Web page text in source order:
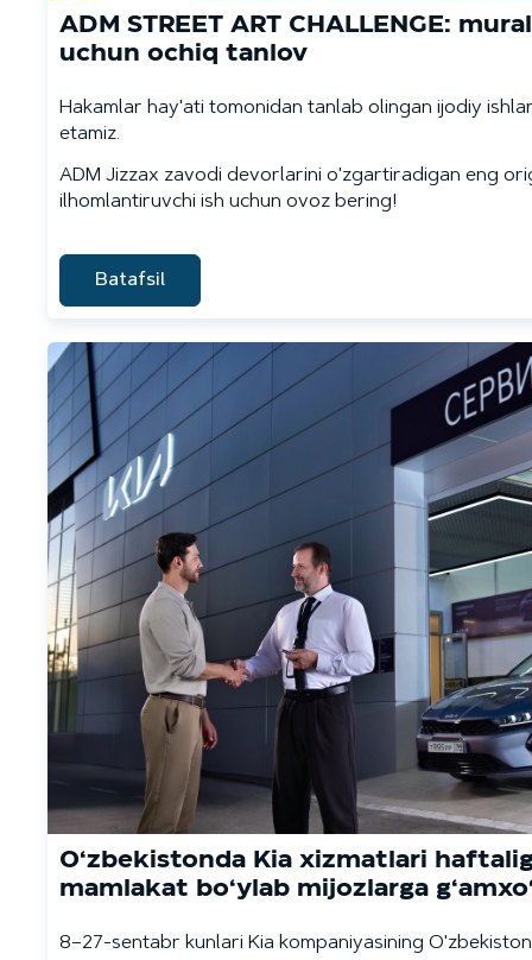
ADM STREET ART CHALLENGE:
uchun ochiq tanlov
Hakamlar hay'ati tomonidan tanlab olingan ijodiy
etamiz.
ADM Jizzax zavodi devorlarini o'zgartiradigan eng
ilhomlantiruvchi ish uchun ovoz bering!
Batafsil
O‘zbekistonda Kia xizmatlari
mamlakat bo‘ylab mijozlarga
8–27-sentabr kunlari Kia kompaniyasining